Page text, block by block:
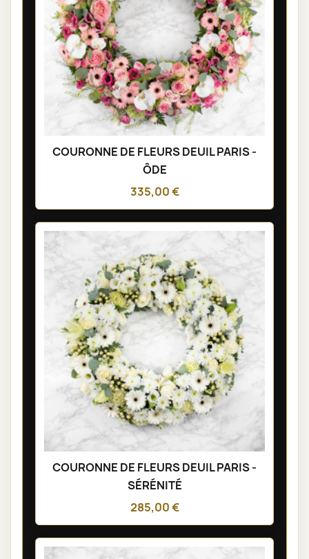
COURONNE DE FLEURS DEUIL PARIS -
ÔDE
335,00 €
COURONNE DE FLEURS DEUIL PARIS -
SÉRÉNITÉ
285,00 €